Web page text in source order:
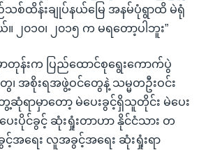
သစ်ထိန်းချုပ်နယ်မြေ အနမ်ပုံရွာထိ မဲရုံ
၂၀၁၀၊ ၂၀၁၅ က မရတော့ပါဘူး”
တုန်းက ပြည်ထောင်စုရွေးကောက်ပွဲ
အစိုးရအဖွဲ့ဝင်တွေနဲ့ သမ္မတဦးဝင်း
ေ့ဆုံရာမှာတော့ မဲပေးခွင့်ရှိသူတိုင်း မဲပေး
ေးပိုင်ခွင့် ဆုံးရှုံးတာဟာ နိုင်ငံသား တ
င့်အရေး လူအခွင့်အရေး ဆုံးရှုံးရာ